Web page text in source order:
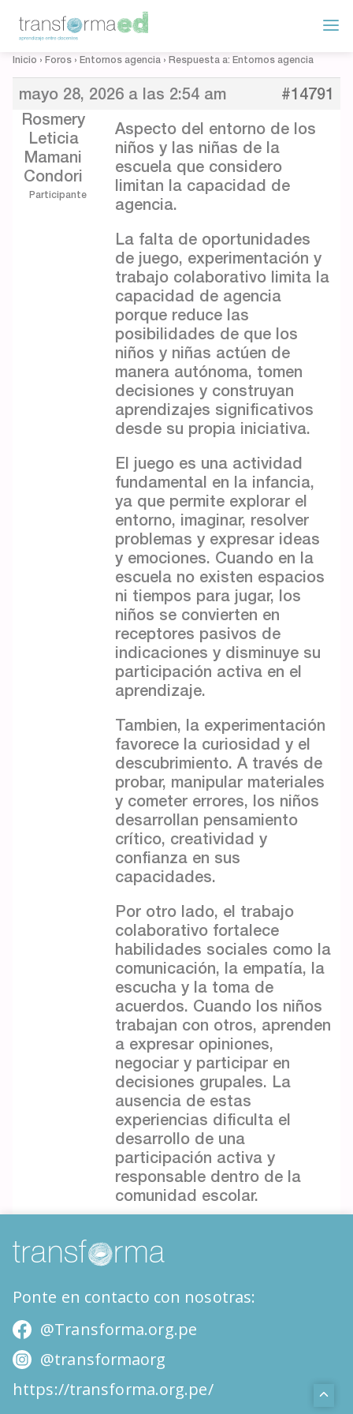
Inicio › Foros › Entornos agencia › Respuesta a: Entornos agencia
mayo 28, 2026 a las 2:54 am
#14791
Rosmery
Leticia
Mamani
Condori
Participante
Aspecto del entorno de los
niños y las niñas de la
escuela que considero
limitan la capacidad de
agencia.
La falta de oportunidades
de juego, experimentación y
trabajo colaborativo limita la
capacidad de agencia
porque reduce las
posibilidades de que los
niños y niñas actúen de
manera autónoma, tomen
decisiones y construyan
aprendizajes significativos
desde su propia iniciativa.
El juego es una actividad
fundamental en la infancia,
ya que permite explorar el
entorno, imaginar, resolver
problemas y expresar ideas
y emociones. Cuando en la
escuela no existen espacios
ni tiempos para jugar, los
niños se convierten en
receptores pasivos de
indicaciones y disminuye su
participación activa en el
aprendizaje.
Tambien, la experimentación
favorece la curiosidad y el
descubrimiento. A través de
probar, manipular materiales
y cometer errores, los niños
desarrollan pensamiento
crítico, creatividad y
confianza en sus
capacidades.
Por otro lado, el trabajo
colaborativo fortalece
habilidades sociales como la
comunicación, la empatía, la
escucha y la toma de
acuerdos. Cuando los niños
trabajan con otros, aprenden
a expresar opiniones,
negociar y participar en
decisiones grupales. La
ausencia de estas
experiencias dificulta el
desarrollo de una
participación activa y
responsable dentro de la
comunidad escolar.
Ponte en contacto con nosotras:
@Transforma.org.pe
@transformaorg
https://transforma.org.pe/